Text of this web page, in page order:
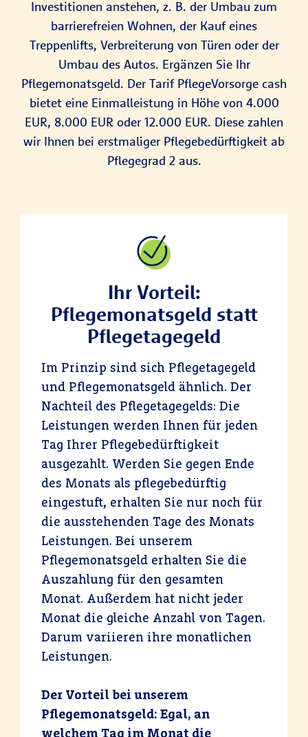
Investitionen anstehen, z. B. der Umbau zum
barrierefreien Wohnen, der Kauf eines
Treppenlifts, Verbreiterung von Türen oder der
Umbau des Autos. Ergänzen Sie Ihr
Pflegemonatsgeld. Der Tarif PflegeVorsorge cash
bietet eine Einmalleistung in Höhe von 4.000
EUR, 8.000 EUR oder 12.000 EUR. Diese zahlen
wir Ihnen bei erstmaliger Pflegebedürftigkeit ab
Pflegegrad 2 aus.
Ihr Vorteil:
Pflegemonatsgeld statt
Pflegetagegeld
Im Prinzip sind sich Pflegetagegeld
und Pflegemonatsgeld ähnlich. Der
Nachteil des Pflegetagegelds: Die
Leistungen werden Ihnen für jeden
Tag Ihrer Pflegebedürftigkeit
ausgezahlt. Werden Sie gegen Ende
des Monats als pflegebedürftig
eingestuft, erhalten Sie nur noch für
die ausstehenden Tage des Monats
Leistungen. Bei unserem
Pflegemonatsgeld erhalten Sie die
Auszahlung für den gesamten
Monat. Außerdem hat nicht jeder
Monat die gleiche Anzahl von Tagen.
Darum variieren ihre monatlichen
Leistungen.
Der Vorteil bei unserem
Pflegemonatsgeld: Egal, an
welchem Tag im Monat die